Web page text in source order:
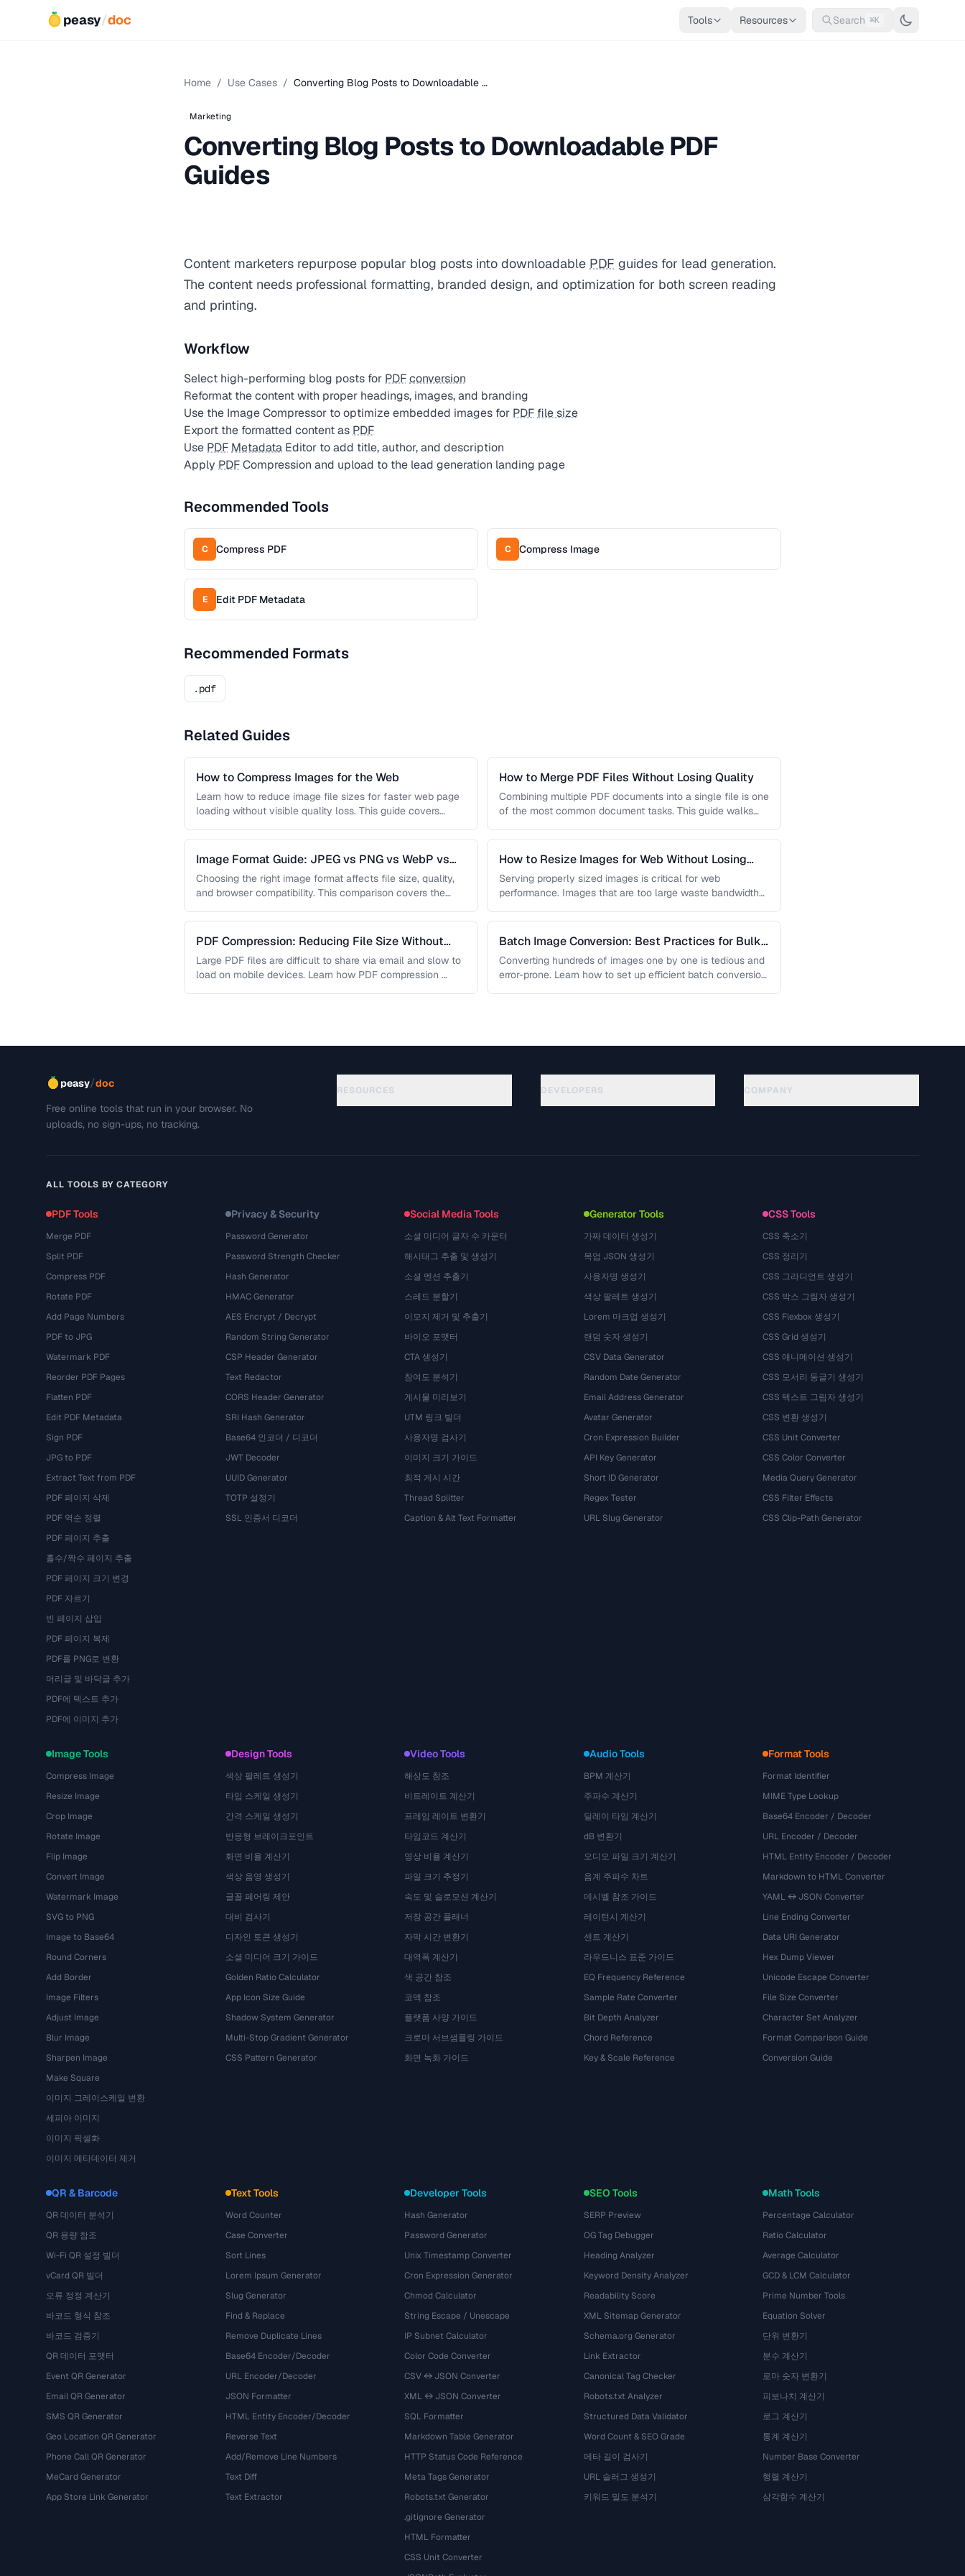
peasy/doc Tools Resources Search ⌘K
Home / Use Cases / Converting Blog Posts to Downloadable …
Marketing
Converting Blog Posts to Downloadable PDF
Guides
Content marketers repurpose popular blog posts into downloadable PDF guides for lead generation.
The content needs professional formatting, branded design, and optimization for both screen reading
and printing.
Workflow
Select high-performing blog posts for PDFconversion
Reformat the content with proper headings, images, and branding
Use the Image Compressor to optimize embedded images for PDF file size
Export the formatted content as PDF
Use PDF Metadata Editor to add title, author, and description
Apply PDFCompression and upload to the lead generation landing page
Recommended Tools
C Compress PDF C Compress Image
E Edit PDF Metadata
Recommended Formats
.pdf
Related Guides
How to Compress Images for the Web
Learn how to reduce image file sizes for faster web page
loading without visible quality loss. This guide covers
How to Merge PDF Files Without Losing Quality
Combining multiple PDF documents into a single file is one
of the most common document tasks. This guide walks
Image Format Guide: JPEG vs PNG vs WebP vs
AVIF
Choosing the right image format affects file size, quality,
and browser compatibility. This comparison covers the
How to Resize Images for Web Without Losing
Quality
Serving properly sized images is critical for web
performance. Images that are too large waste bandwidth
PDF Compression: Reducing File Size Without
Sacrificing Quality
Large PDF files are difficult to share via email and slow to
load on mobile devices. Learn how PDF compression …
Batch Image Conversion: Best Practices for Bulk
Processing
Converting hundreds of images one by one is tedious and
error-prone. Learn how to set up efficient batch conversion
peasy/doc
Free online tools that run in your browser. No
uploads, no sign-ups, no tracking.
RESOURCES DEVELOPERS COMPANY
ALL TOOLS BY CATEGORY
PDF Tools
Merge PDF
Split PDF
Compress PDF
Rotate PDF
Add Page Numbers
PDF to JPG
Watermark PDF
Reorder PDF Pages
Flatten PDF
Edit PDF Metadata
Sign PDF
JPG to PDF
Extract Text from PDF
PDF 페이지 삭제
PDF 역순 정렬
PDF 페이지 추출
홀수/짝수 페이지 추출
PDF 페이지 크기 변경
PDF 자르기
빈 페이지 삽입
PDF 페이지 복제
PDF를 PNG로 변환
머리글 및 바닥글 추가
PDF에 텍스트 추가
PDF에 이미지 추가
Privacy & Security
Password Generator
Password Strength Checker
Hash Generator
HMAC Generator
AES Encrypt / Decrypt
Random String Generator
CSP Header Generator
Text Redactor
CORS Header Generator
SRI Hash Generator
Base64 인코더 / 디코더
JWT Decoder
UUID Generator
TOTP 설정기
SSL 인증서 디코더
Social Media Tools
소셜 미디어 글자 수 카운터
해시태그 추출 및 생성기
소셜 멘션 추출기
스레드 분할기
이모지 제거 및 추출기
바이오 포맷터
CTA 생성기
참여도 분석기
게시물 미리보기
UTM 링크 빌더
사용자명 검사기
이미지 크기 가이드
최적 게시 시간
Thread Splitter
Caption & Alt Text Formatter
Generator Tools
가짜 데이터 생성기
목업 JSON 생성기
사용자명 생성기
색상 팔레트 생성기
Lorem 마크업 생성기
랜덤 숫자 생성기
CSV Data Generator
Random Date Generator
Email Address Generator
Avatar Generator
Cron Expression Builder
API Key Generator
Short ID Generator
Regex Tester
URL Slug Generator
CSS Tools
CSS 축소기
CSS 정리기
CSS 그라디언트 생성기
CSS 박스 그림자 생성기
CSS Flexbox 생성기
CSS Grid 생성기
CSS 애니메이션 생성기
CSS 모서리 둥글기 생성기
CSS 텍스트 그림자 생성기
CSS 변환 생성기
CSS Unit Converter
CSS Color Converter
Media Query Generator
CSS Filter Effects
CSS Clip-Path Generator
Image Tools
Compress Image
Resize Image
Crop Image
Rotate Image
Flip Image
Convert Image
Watermark Image
SVG to PNG
Image to Base64
Round Corners
Add Border
Image Filters
Adjust Image
Blur Image
Sharpen Image
Make Square
이미지 그레이스케일 변환
세피아 이미지
이미지 픽셀화
이미지 메타데이터 제거
Design Tools
색상 팔레트 생성기
타입 스케일 생성기
간격 스케일 생성기
반응형 브레이크포인트
화면 비율 계산기
색상 음영 생성기
글꼴 페어링 제안
대비 검사기
디자인 토큰 생성기
소셜 미디어 크기 가이드
Golden Ratio Calculator
App Icon Size Guide
Shadow System Generator
Multi-Stop Gradient Generator
CSS Pattern Generator
Video Tools
해상도 참조
비트레이트 계산기
프레임 레이트 변환기
타임코드 계산기
영상 비율 계산기
파일 크기 추정기
속도 및 슬로모션 계산기
저장 공간 플래너
자막 시간 변환기
대역폭 계산기
색 공간 참조
코덱 참조
플랫폼 사양 가이드
크로마 서브샘플링 가이드
화면 녹화 가이드
Audio Tools
BPM 계산기
주파수 계산기
딜레이 타임 계산기
dB 변환기
오디오 파일 크기 계산기
음계 주파수 차트
데시벨 참조 가이드
레이턴시 계산기
센트 계산기
라우드니스 표준 가이드
EQ Frequency Reference
Sample Rate Converter
Bit Depth Analyzer
Chord Reference
Key & Scale Reference
Format Tools
Format Identifier
MIME Type Lookup
Base64 Encoder / Decoder
URL Encoder / Decoder
HTML Entity Encoder / Decoder
Markdown to HTML Converter
YAML ↔ JSON Converter
Line Ending Converter
Data URI Generator
Hex Dump Viewer
Unicode Escape Converter
File Size Converter
Character Set Analyzer
Format Comparison Guide
Conversion Guide
QR & Barcode
QR 데이터 분석기
QR 용량 참조
Wi-Fi QR 설정 빌더
vCard QR 빌더
오류 정정 계산기
바코드 형식 참조
바코드 검증기
QR 데이터 포맷터
Event QR Generator
Email QR Generator
SMS QR Generator
Geo Location QR Generator
Phone Call QR Generator
MeCard Generator
App Store Link Generator
Text Tools
Word Counter
Case Converter
Sort Lines
Lorem Ipsum Generator
Slug Generator
Find & Replace
Remove Duplicate Lines
Base64 Encoder/Decoder
URL Encoder/Decoder
JSON Formatter
HTML Entity Encoder/Decoder
Reverse Text
Add/Remove Line Numbers
Text Diff
Text Extractor
Developer Tools
Hash Generator
Password Generator
Unix Timestamp Converter
Cron Expression Generator
Chmod Calculator
String Escape / Unescape
IP Subnet Calculator
Color Code Converter
CSV ↔ JSON Converter
XML ↔ JSON Converter
SQL Formatter
Markdown Table Generator
HTTP Status Code Reference
Meta Tags Generator
Robots.txt Generator
.gitignore Generator
HTML Formatter
CSS Unit Converter
SEO Tools
SERP Preview
OG Tag Debugger
Heading Analyzer
Keyword Density Analyzer
Readability Score
XML Sitemap Generator
Schema.org Generator
Link Extractor
Canonical Tag Checker
Robots.txt Analyzer
Structured Data Validator
Word Count & SEO Grade
메타 길이 검사기
URL 슬러그 생성기
키워드 밀도 분석기
Math Tools
Percentage Calculator
Ratio Calculator
Average Calculator
GCD & LCM Calculator
Prime Number Tools
Equation Solver
단위 변환기
분수 계산기
로마 숫자 변환기
피보나치 계산기
로그 계산기
통계 계산기
Number Base Converter
행렬 계산기
삼각함수 계산기